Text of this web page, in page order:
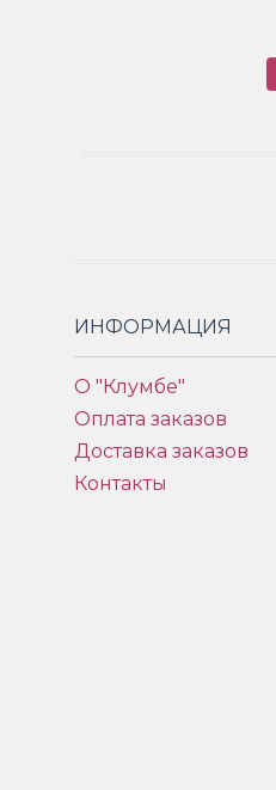
ИНФОРМАЦИЯ
О "Клумбе"
Оплата заказов
Доставка заказов
Контакты